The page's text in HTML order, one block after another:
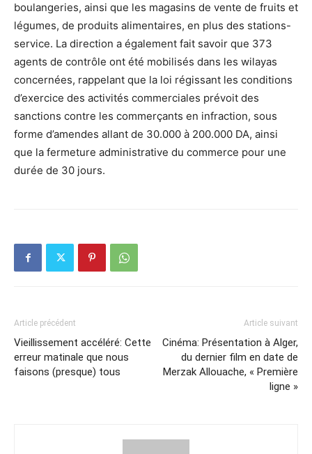
boulangeries, ainsi que les magasins de vente de fruits et
légumes, de produits alimentaires, en plus des stations-
service. La direction a également fait savoir que 373
agents de contrôle ont été mobilisés dans les wilayas
concernées, rappelant que la loi régissant les conditions
d’exercice des activités commerciales prévoit des
sanctions contre les commerçants en infraction, sous
forme d’amendes allant de 30.000 à 200.000 DA, ainsi
que la fermeture administrative du commerce pour une
durée de 30 jours.
Article précédent
Vieillissement accéléré: Cette
erreur matinale que nous
faisons (presque) tous
Article suivant
Cinéma: Présentation à Alger,
du dernier film en date de
Merzak Allouache, « Première
ligne »